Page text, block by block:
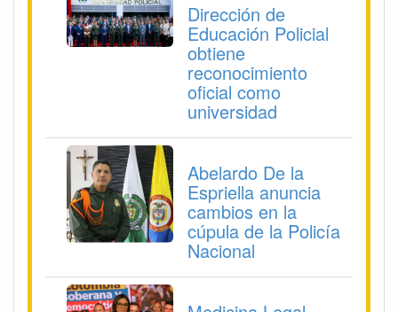
Dirección de
Educación Policial
obtiene
reconocimiento
oficial como
universidad
Abelardo De la
Espriella anuncia
cambios en la
cúpula de la Policía
Nacional